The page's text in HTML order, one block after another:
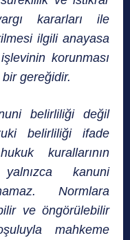
kararları ile
ilgili anayasa
korunması
gereğidir.
belirliliği değil
belirliliği ifade
kurallarının
kanuni
Normlara
ve öngörülebilir
mahkeme